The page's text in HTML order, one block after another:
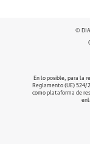
©
En lo posible, para la
Reglamento (UE) 524/
como plataforma de